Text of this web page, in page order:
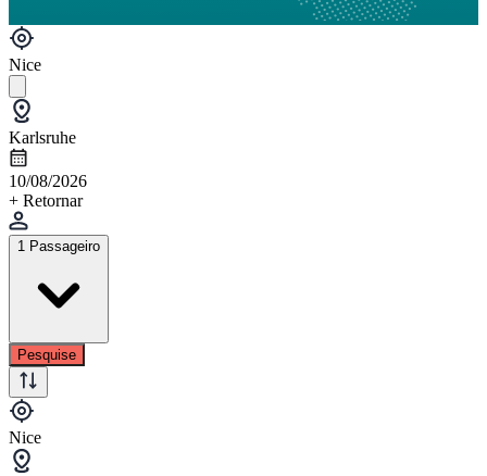
Nice
Karlsruhe
10/08/2026
+ Retornar
1 Passageiro
Pesquise
Nice